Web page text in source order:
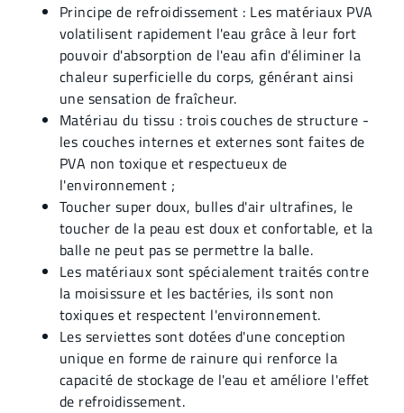
Principe de refroidissement : Les matériaux PVA
volatilisent rapidement l'eau grâce à leur fort
pouvoir d'absorption de l'eau afin d'éliminer la
chaleur superficielle du corps, générant ainsi
une sensation de fraîcheur.
Matériau du tissu : trois couches de structure -
les couches internes et externes sont faites de
PVA non toxique et respectueux de
l'environnement ;
Toucher super doux, bulles d'air ultrafines, le
toucher de la peau est doux et confortable, et la
balle ne peut pas se permettre la balle.
Les matériaux sont spécialement traités contre
la moisissure et les bactéries, ils sont non
toxiques et respectent l'environnement.
Les serviettes sont dotées d'une conception
unique en forme de rainure qui renforce la
capacité de stockage de l'eau et améliore l'effet
de refroidissement.